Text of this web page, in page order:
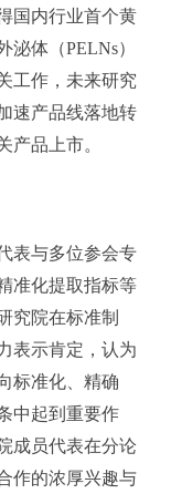
国内行业首个黄
体（PELNs）
工作，未来研究
速产品线落地转
产品上市。
表与多位参会专
准化提取指标等
究院在标准制
表示肯定，认为
标准化、精确
中起到重要作
成员代表在分论
作的浓厚兴趣与